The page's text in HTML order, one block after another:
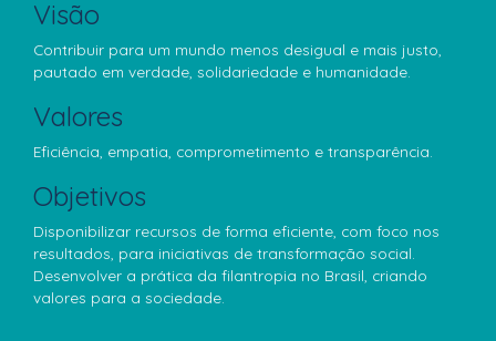
Visão
Contribuir para um mundo menos desigual e mais justo,
pautado em verdade, solidariedade e humanidade.
Valores
Eficiência, empatia, comprometimento e transparência.
Objetivos
Disponibilizar recursos de forma eficiente, com foco nos
resultados, para iniciativas de transformação social.
Desenvolver a prática da filantropia no Brasil, criando
valores para a sociedade.